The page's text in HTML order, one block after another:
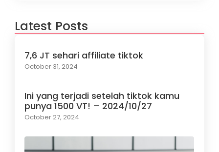
Latest Posts
7,6 JT sehari affiliate tiktok
October 31, 2024
Ini yang terjadi setelah tiktok kamu
punya 1500 VT! – 2024/10/27
October 27, 2024